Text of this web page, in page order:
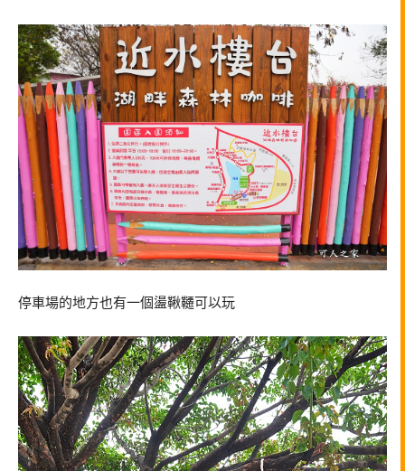
停車場的地方也有一個盪鞦韆可以玩